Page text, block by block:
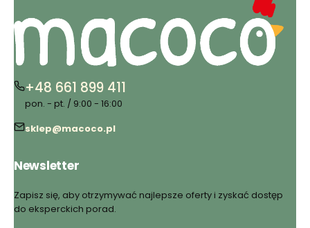
+48 661 899 411
pon. - pt. / 9:00 - 16:00
sklep@macoco.pl
Newsletter
Zapisz się, aby otrzymywać najlepsze oferty i zyskać dostęp
do eksperckich porad.